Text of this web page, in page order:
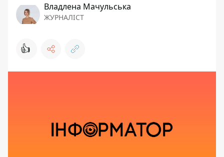
Владлена Мачульська
ЖУРНАЛІСТ
👍